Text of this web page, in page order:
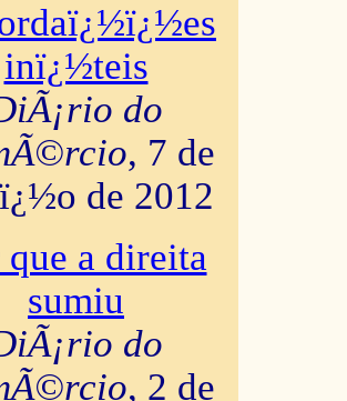
inï¿½teis
do
, 7 de
de 2012
que a direita
sumiu
do
, 2 de